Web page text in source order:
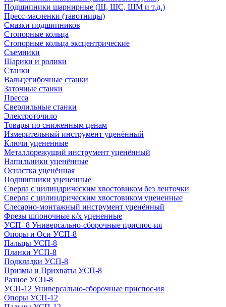
Подшипники шарнирные (Ш, ШС, ШМ и т.д.)
Пресс-масленки (тавотницы)
Смазки подшипников
Стопорные кольца
Стопорные кольца эксцентрические
Съемники
Шарики и ролики
Станки
Вальцегибочные станки
Заточные станки
Пресса
Сверлильные станки
Электроточило
Товары по сниженным ценам
Измерительный инструмент уценённый
Ключи уцененные
Металлорежущий инструмент уценённый
Напильники уценённые
Оснастка уценённая
Подшипники уцененные
Сверла с цилиндрическим хвостовиком без ленточки
Сверла с цилиндрическим хвостовиком уцененные
Слесарно-монтажный инструмент уценённый
Фрезы шпоночные к/х уцененные
УСП- 8 Универсально-сборочные приспос-ия
Опоры и Оси УСП-8
Пальцы УСП-8
Планки УСП-8
Подкладки УСП-8
Призмы и Прихваты УСП-8
Разное УСП-8
УСП-12 Универсально-сборочные приспос-ия
Опоры УСП-12